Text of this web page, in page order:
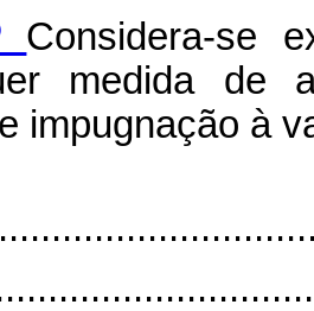
Considera-se
medida de
impugnação à